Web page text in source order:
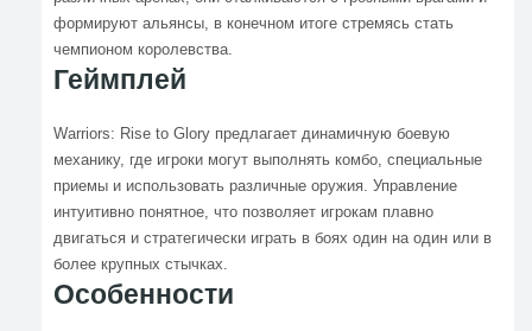
формируют альянсы, в конечном итоге стремясь стать
чемпионом королевства.
Геймплей
Warriors: Rise to Glory предлагает динамичную боевую
механику, где игроки могут выполнять комбо, специальные
приемы и использовать различные оружия. Управление
интуитивно понятное, что позволяет игрокам плавно
двигаться и стратегически играть в боях один на один или в
более крупных стычках.
Особенности